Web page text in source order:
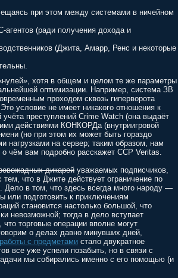
при этом между системами в ничейном
(ради получения дохода и
(Джита, Амарр, Ренс и некоторые
хотя в общем и целом те же параметры
оптимизации. Например, система ЗВ
проходом сквозь гиперворота
условие не имеет никакого отношения к
преступлений Crime Watch (она выдаёт
действиями КОНКОРДа (внутриигровой
(но при этом их может быть гораздо
нагрузками на сервер; таким образом, нам
чём вам подробно расскажет CCP Veritas.
дикарей уважаемых подписчиков,
что в Джите действует ограничение по
Дело в том, что здесь всегда много народу —
или подготовить к приключениям
становится настолько большой, что
невозможной; тогда в дело вступает
торговые операции вполне могут
о делах давно минувших дней,
с предметами стало двукратное
все уже успели позабыть, но в связи с
мы собирались именно с его помощью (и